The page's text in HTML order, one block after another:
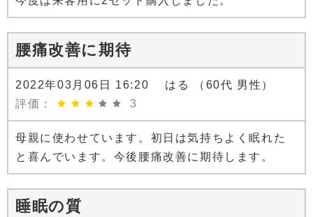
腰痛改善に期待
2022年03月06日 16:20 はる （60代 男性）
評価：
3
母親に使わせています。初日は気持ちよく眠れた
と喜んでいます。今後腰痛改善に期待します。
睡眠の質